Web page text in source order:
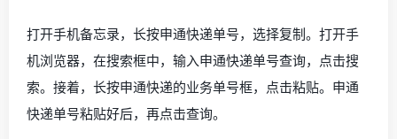
打开手机备忘录，长按申通快递单号，选择复制。打开手
机浏览器，在搜索框中，输入申通快递单号查询，点击搜
索。接着，长按申通快递的业务单号框，点击粘贴。申通
快递单号粘贴好后，再点击查询。